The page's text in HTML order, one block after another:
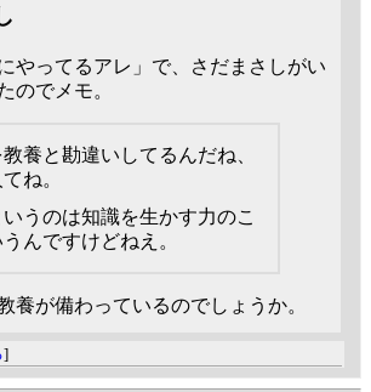
やってるアレ」で、さだまさしがい
のでメモ。
養と勘違いしてるんだね、
ね。
うのは知識を生かす力のこ
んですけどねえ。
養が備わっているのでしょうか。
]